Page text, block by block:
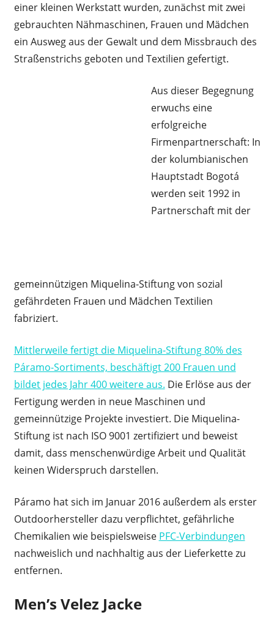
einer kleinen Werkstatt wurden, zunächst mit zwei
gebrauchten Nähmaschinen, Frauen und Mädchen
ein Ausweg aus der Gewalt und dem Missbrauch des
Straßenstrichs geboten und Textilien gefertigt.
Aus dieser Begegnung
erwuchs eine
erfolgreiche
Firmenpartnerschaft: In
der kolumbianischen
Hauptstadt Bogotá
werden seit 1992 in
Partnerschaft mit der
gemeinnützigen Miquelina-Stiftung von sozial
gefährdeten Frauen und Mädchen Textilien
fabriziert.
Mittlerweile fertigt die Miquelina-Stiftung 80% des
Páramo-Sortiments, beschäftigt 200 Frauen und
bildet jedes Jahr 400 weitere aus. Die Erlöse aus der
Fertigung werden in neue Maschinen und
gemeinnützige Projekte investiert. Die Miquelina-
Stiftung ist nach ISO 9001 zertifiziert und beweist
damit, dass menschenwürdige Arbeit und Qualität
keinen Widerspruch darstellen.
Páramo hat sich im Januar 2016 außerdem als erster
Outdoorhersteller dazu verpflichtet, gefährliche
Chemikalien wie beispielsweise PFC-Verbindungen
nachweislich und nachhaltig aus der Lieferkette zu
entfernen.
Men’s Velez Jacke